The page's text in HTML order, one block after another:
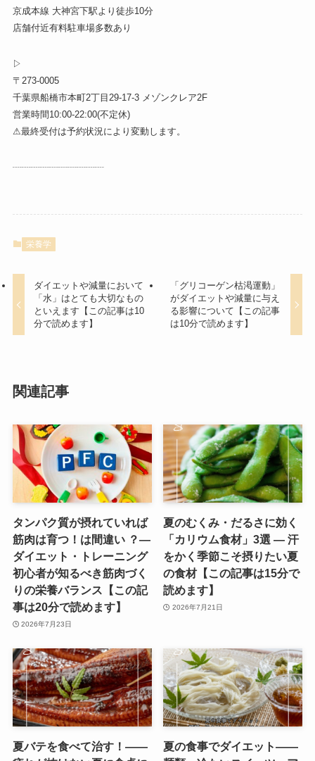
京成本線 大神宮下駅より徒歩10分
店舗付近有料駐車場多数あり
▷
〒273-0005
千葉県船橋市本町2丁目29-17-3 メゾンクレア2F
営業時間10:00-22:00(不定休)
⚠︎最終受付は予約状況により変動します。
┈┈┈┈┈┈┈┈┈┈
栄養学
ダイエットや減量において
「水」はとても大切なもの
といえます【この記事は10
分で読めます】
「グリコーゲン枯渇運動」
がダイエットや減量に与え
る影響について【この記事
は10分で読めます】
関連記事
タンパク質が摂れていれば
筋肉は育つ！は間違い ？―
ダイエット・トレーニング
初心者が知るべき筋肉づく
りの栄養バランス【この記
事は20分で読めます】
2026年7月23日
夏のむくみ・だるさに効く
「カリウム食材」3選 ― 汗
をかく季節こそ摂りたい夏
の食材【この記事は15分で
読めます】
2026年7月21日
夏バテを食べて治す！——
夏の食事でダイエット——